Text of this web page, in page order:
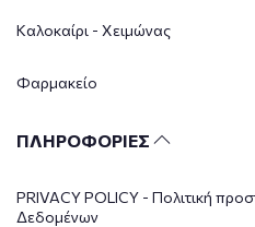
Καλοκαίρι - Χειμώνας
Φαρμακείο
ΠΛΗΡΟΦΟΡΙΕΣ
PRIVACY POLICY - Πολιτική
Δεδομένων